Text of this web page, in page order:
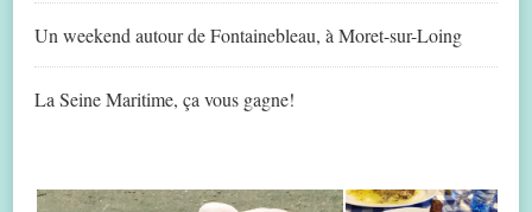
Un weekend autour de Fontainebleau, à Moret-sur-Loing
La Seine Maritime, ça vous gagne!